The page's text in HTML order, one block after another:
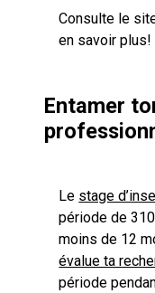
Consulte le
en savoir plus!
Entamer
Le stage
période de
moins de 12
évalue ta
période